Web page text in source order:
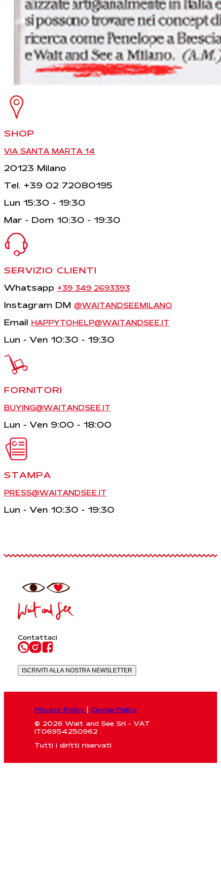
SHOP
VIA SANTA MARTA 14
20123 Milano
Tel. +39 02 72080195
Lun 15:30 - 19:30
Mar - Dom 10:30 - 19:30
SERVIZIO CLIENTI
Whatsapp +39 349 2693393
Instagram DM @WAITANDSEEMILANO
Email HAPPYTOHELP@WAITANDSEE.IT
Lun - Ven 10:30 - 19:30
FORNITORI
BUYING@WAITANDSEE.IT
Lun - Ven 9:00 - 18:00
STAMPA
PRESS@WAITANDSEE.IT
Lun - Ven 10:30 - 19:30
Contattaci
ISCRIVITI ALLA NOSTRA NEWSLETTER
Privacy Policy
Cookie Policy
© 2026 Wait and See Srl - VAT
IT06954250962
Tutti i diritti riservati